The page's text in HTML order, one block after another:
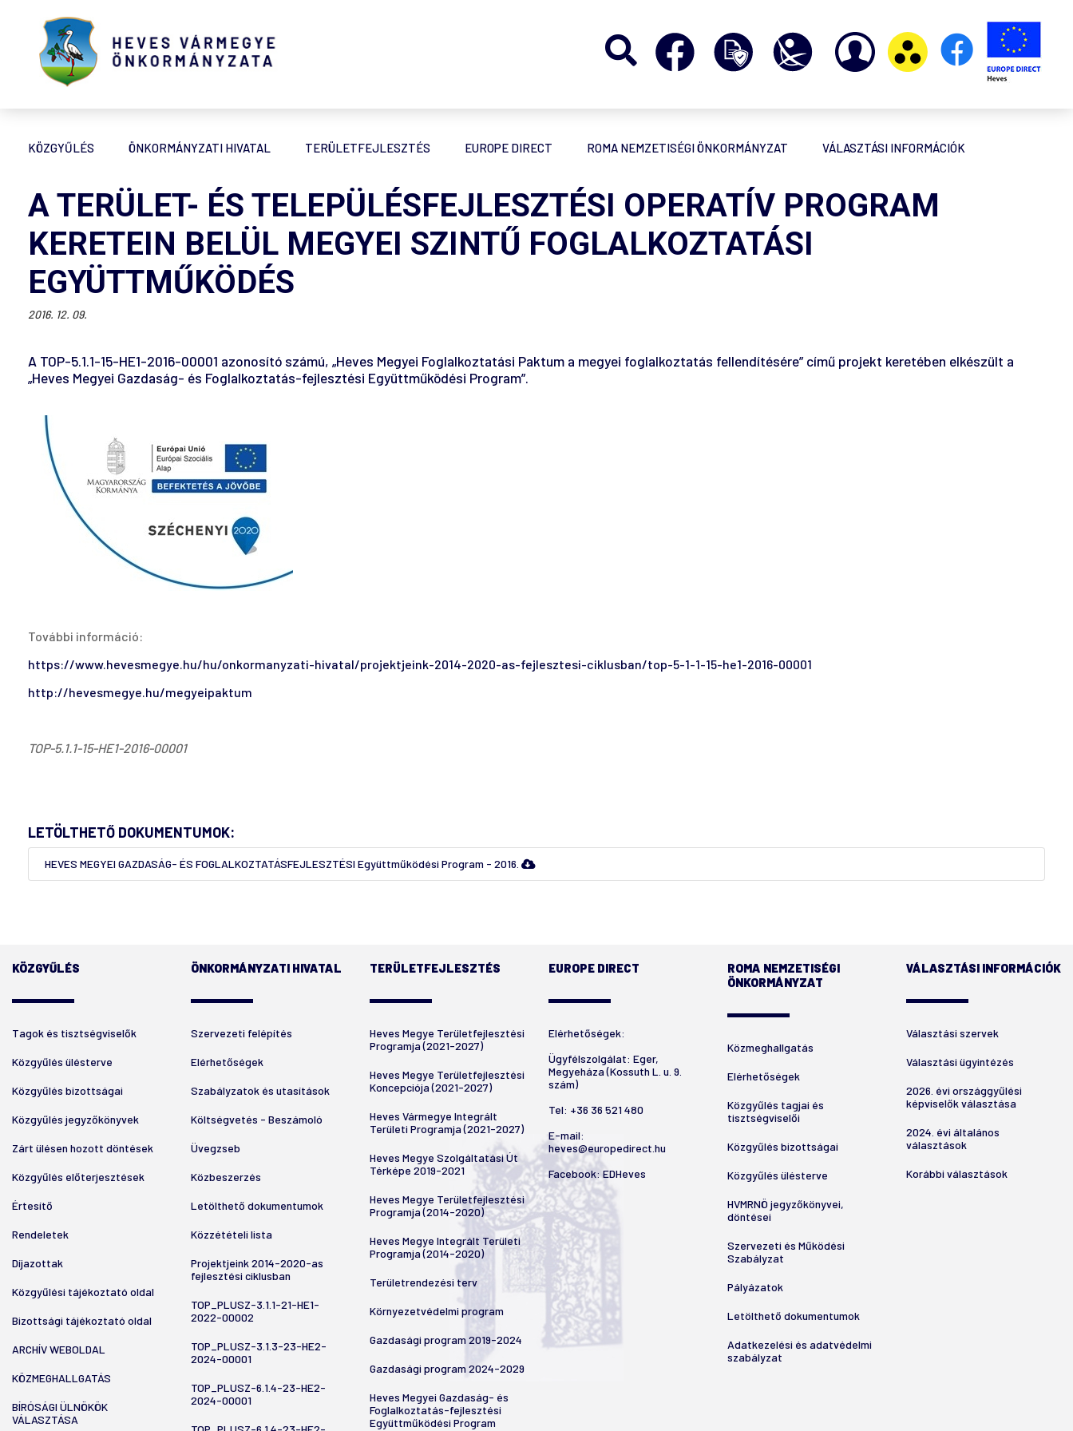
KÖZGYŰLÉS ÖNKORMÁNYZATI HIVATAL TERÜLETFEJLESZTÉS EUROPE DIRECT ROMA NEMZETISÉGI ÖNKORMÁNYZAT VÁLASZTÁSI INFORMÁCIÓK
A TERÜLET- ÉS TELEPÜLÉSFEJLESZTÉSI OPERATÍV PROGRAM
KERETEIN BELÜL MEGYEI SZINTŰ FOGLALKOZTATÁSI
EGYÜTTMŰKÖDÉS
2016. 12. 09.
A TOP-5.1.1-15-HE1-2016-00001 azonosító számú, „Heves Megyei Foglalkoztatási Paktum a megyei foglalkoztatás fellendítésére” című projekt keretében elkészült a
„Heves Megyei Gazdaság- és Foglalkoztatás-fejlesztési Együttműködési Program”.
További információ:
https://www.hevesmegye.hu/hu/onkormanyzati-hivatal/projektjeink-2014-2020-as-fejlesztesi-ciklusban/top-5-1-1-15-he1-2016-00001
http://hevesmegye.hu/megyeipaktum
TOP-5.1.1-15-HE1-2016-00001
LETÖLTHETŐ DOKUMENTUMOK:
HEVES MEGYEI GAZDASÁG- ÉS FOGLALKOZTATÁSFEJLESZTÉSI Együttműködési Program - 2016.
KÖZGYŰLÉS
Tagok és tisztségviselők
Közgyűlés ülésterve
Közgyűlés bizottságai
Közgyűlés jegyzőkönyvek
Zárt ülésen hozott döntések
Közgyűlés előterjesztések
Értesítő
Rendeletek
Díjazottak
Közgyűlési tájékoztató oldal
Bizottsági tájékoztató oldal
ARCHÍV WEBOLDAL
KÖZMEGHALLGATÁS
BÍRÓSÁGI ÜLNÖKÖK
VÁLASZTÁSA
ÖNKORMÁNYZATI HIVATAL
Szervezeti felépítés
Elérhetőségek
Szabályzatok és utasítások
Költségvetés - Beszámoló
Üvegzseb
Közbeszerzés
Letölthető dokumentumok
Közzétételi lista
Projektjeink 2014-2020-as
fejlesztési ciklusban
TOP_PLUSZ-3.1.1-21-HE1-
2022-00002
TOP_PLUSZ-3.1.3-23-HE2-
2024-00001
TOP_PLUSZ-6.1.4-23-HE2-
2024-00001
TERÜLETFEJLESZTÉS
Heves Megye Területfejlesztési
Programja (2021-2027)
Heves Megye Területfejlesztési
Koncepciója (2021-2027)
Heves Vármegye Integrált
Területi Programja (2021-2027)
Heves Megye Szolgáltatási Út
Térképe 2019-2021
Heves Megye Területfejlesztési
Programja (2014-2020)
Heves Megye Integrált Területi
Programja (2014-2020)
Területrendezési terv
Környezetvédelmi program
Gazdasági program 2019-2024
Gazdasági program 2024-2029
Heves Megyei Gazdaság- és
Foglalkoztatás-fejlesztési
Együttműködési Program
EUROPE DIRECT
Elérhetőségek:
Ügyfélszolgálat: Eger,
Megyeháza (Kossuth L. u. 9.
szám)
Tel: +36 36 521 480
E-mail:
heves@europedirect.hu
Facebook: EDHeves
ROMA NEMZETISÉGI
ÖNKORMÁNYZAT
Közmeghallgatás
Elérhetőségek
Közgyűlés tagjai és
tisztségviselői
Közgyűlés bizottságai
Közgyűlés ülésterve
HVMRNÖ jegyzőkönyvei,
döntései
Szervezeti és Működési
Szabályzat
Pályázatok
Letölthető dokumentumok
Adatkezelési és adatvédelmi
szabályzat
VÁLASZTÁSI INFORMÁCIÓK
Választási szervek
Választási ügyintézés
2026. évi országgyűlési
képviselők választása
2024. évi általános
választások
Korábbi választások